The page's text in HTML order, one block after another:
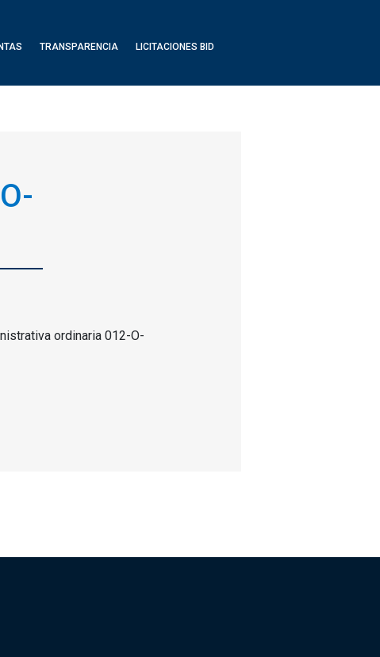
TRANSPARENCIA LICITACIONES BID
ordinaria 012-O-